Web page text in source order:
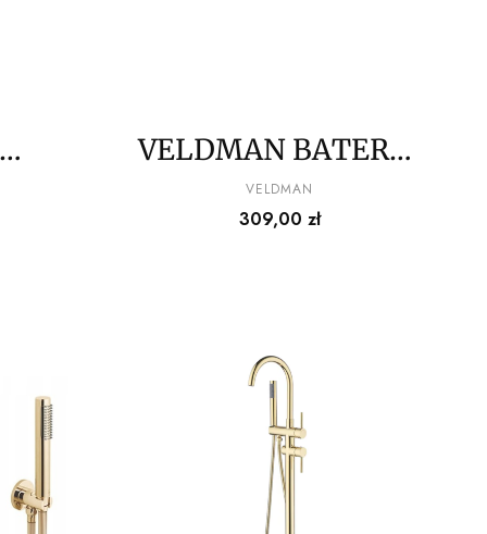
VELDMAN BATERIA
WANNOWA
ŚCIENNA DORA
PRODUCENT
VELDMAN
Cena
309,00 zł